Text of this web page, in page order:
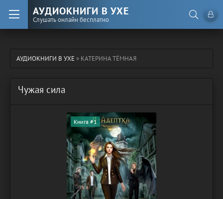
АУДИОКНИГИ В УХЕ
Слушать онлайн бесплатно
АУДИОКНИГИ В УХЕ» КАТЕРИНА ТЁМНАЯ
Чужая сила
Книга #1